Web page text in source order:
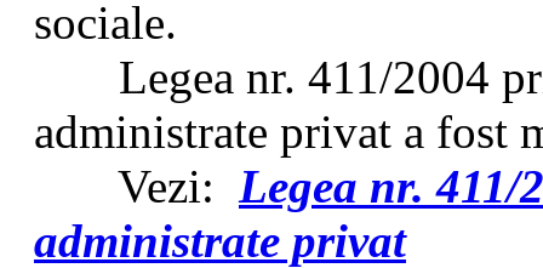
sociale.
Legea nr. 411/2004
administrate privat a fost
Vezi: Legea nr.
administrate privat